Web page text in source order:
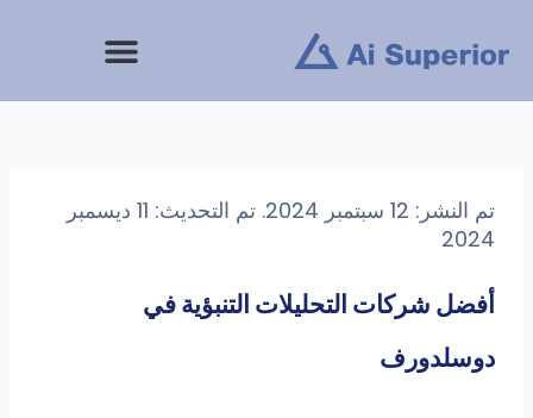
تم النشر: 12 سبتمبر 2024. تم التحديث: 11 ديسمبر
التحليلات التنبؤية في